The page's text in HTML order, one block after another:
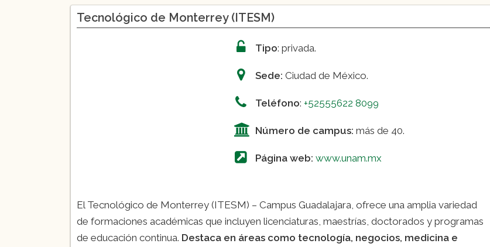
Tecnológico de Monterrey (ITESM)
Tipo: privada.
Sede: Ciudad de México.
Teléfono: +52555622 8099
Número de campus: más de 40.
Página web: www.unam.mx
El Tecnológico de Monterrey (ITESM) – Campus Guadalajara, ofrece una amplia variedad
de formaciones académicas que incluyen licenciaturas, maestrías, doctorados y programas
de educación continua. Destaca en áreas como tecnología, negocios, medicina e